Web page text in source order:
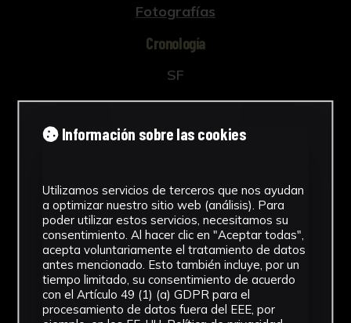
Fotografías
Cronología
SF
Técnica
Fotografía
Celulosa de acetato
Ver más
Descargar Ficha
Información sobre las cookies
Utilizamos servicios de terceros que nos ayudan
a optimizar nuestro sitio web (análisis). Para
poder utilizar estos servicios, necesitamos su
consentimiento. Al hacer clic en "Aceptar todas",
acepta voluntariamente el tratamiento de datos
antes mencionado. Esto también incluye, por un
tiempo limitado, su consentimiento de acuerdo
con el Artículo 49 (1) (a) GDPR para el
procesamiento de datos fuera del EEE, por